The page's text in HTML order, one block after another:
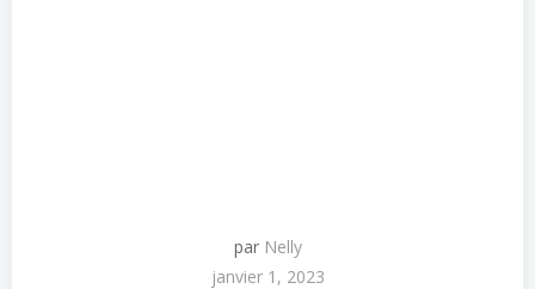
par Nelly
janvier 1, 2023